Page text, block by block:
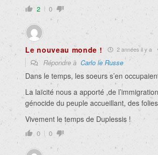
2 0
Le nouveau monde ! 2 années il y a
Répondre à Carlo le Russe
Dans le temps, les soeurs s’en
La laïcité nous a apporté ,de
génocide du peuple accueillant, des
Vivement le temps de Duplessis !
0 0